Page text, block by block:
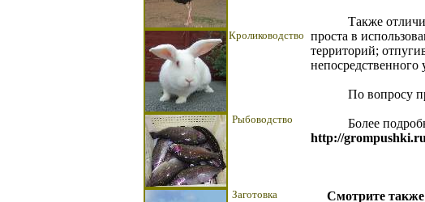
Кролиководство
Рыбоводство
Заготовка
Также
проста в
территорий;
непосредственного
По вопросу
Более
http://grompushki.ru
Смотрите